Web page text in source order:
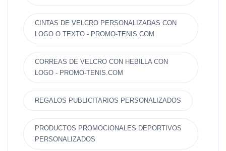
CINTAS DE VELCRO PERSONALIZADAS CON
LOGO O TEXTO - PROMO-TENIS.COM
CORREAS DE VELCRO CON HEBILLA CON
LOGO - PROMO-TENIS.COM
REGALOS PUBLICITARIOS PERSONALIZADOS
PRODUCTOS PROMOCIONALES DEPORTIVOS
PERSONALIZADOS